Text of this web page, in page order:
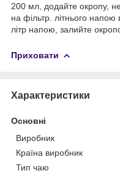
200 мл, додайте окропу,
на фільтр. літнього напою
літр напою, залийте
Приховати
Характеристики
Основні
Виробник
Країна виробник
Тип чаю